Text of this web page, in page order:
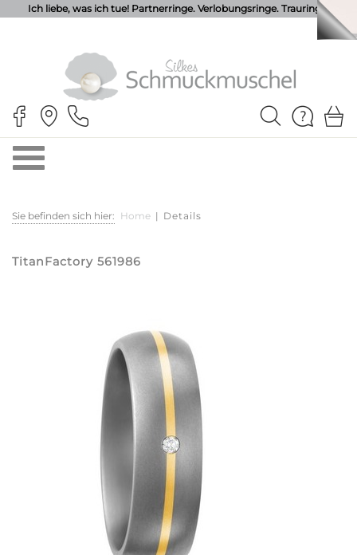
Ich liebe, was ich tue! Partnerringe. Verlobungsringe. Trauringe.
Sie befinden sich hier: Home | Details
TitanFactory 561986